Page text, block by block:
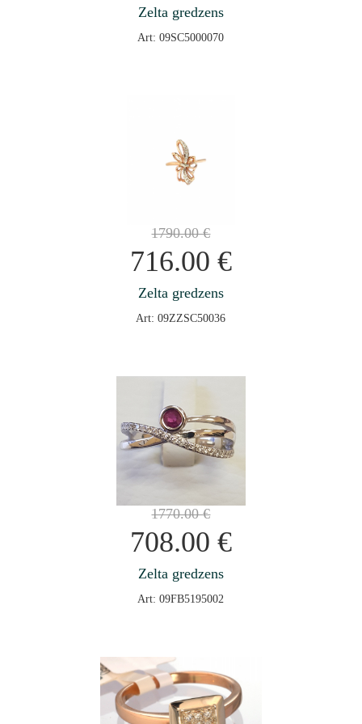
Zelta gredzens
Art: 09SC5000070
1790.00€
716.00 €
Zelta gredzens
Art: 09ZZSC50036
1770.00€
708.00 €
Zelta gredzens
Art: 09FB5195002